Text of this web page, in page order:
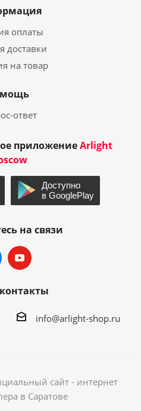
оплаты
доставки
на товар
ответ
приложениеArlight
на связи
info@arlight-shop.ru
сайт - интернет
в Саратове